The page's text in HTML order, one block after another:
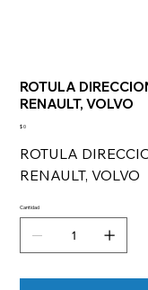
ROTULA
RENAULT, VOLVO
Precio
$ 0
ROTULA
RENAULT, VOLVO
Cantidad